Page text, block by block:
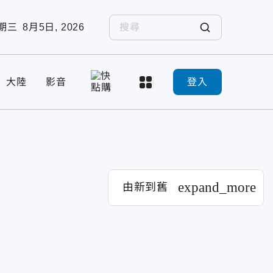
三 8月5日, 2026
大陸 影音 登入
由新到舊 expand_more